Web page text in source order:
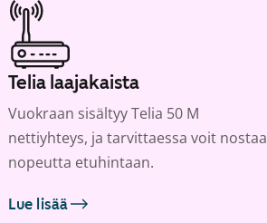
Telia laajakaista
Vuokraan sisältyy Telia 50 M
nettiyhteys, ja tarvittaessa voit nostaa
nopeutta etuhintaan.
Lue lisää